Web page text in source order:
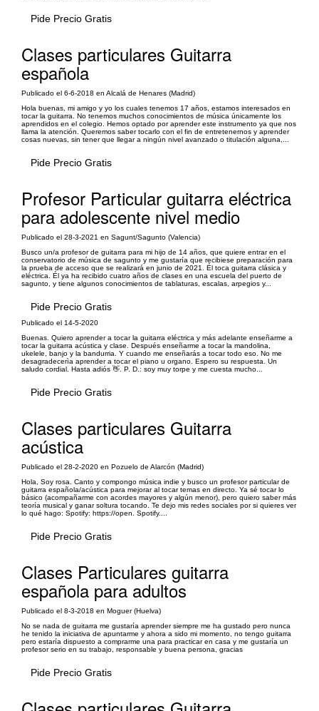
Pide Precio Gratis
Clases particulares Guitarra
española
Publicado el 6-6-2018 en Alcalá de Henares (Madrid)
Hola buenas, mi amigo y yo los cuales tenemos 17 años, estamos interesados en
tocar la guitarra. No tenemos muchos conocimientos de música únicamente los
aprendidos en el colegio. Hemos optado por aprender este instrumento ya que nos
llama la atención. Queremos saber tocarlo con el fin de entretenernos y aprender
cosas nuevas, sin tener que llegar a ningún nivel avanzado o titulación alguna,...
Pide Precio Gratis
Profesor Particular guitarra eléctrica
para adolescente nivel medio
Publicado el 28-3-2021 en Sagunt/Sagunto (Valencia)
Busco un/a profesor de guitarra para mi hijo de 14 años, que quiere entrar en el
conservatorio de música de sagunto y me gustaría que recibiese preparación para
la prueba de acceso que se realizará en junio de 2021. Él toca guitarra clásica y
eléctrica. Él ya ha recibido cuatro años de clases en una escuela del puerto de
sagunto, y tiene algunos conocimientos de tablaturas, escalas, arpegios y...
Pide Precio Gratis
Publicado el 14-5-2020
Buenas. Quiero aprender a tocar la guitarra eléctrica y más adelante enseñarme a
tocar la guitarra acústica y clase. Después enseñarme a tocar la mandolina,
ukelele, banjo y la bandurria. Y cuando me enseñarás a tocar todo eso. No me
desagradecerìa aprender a tocar el piano u organo. Espero su respuesta. Un
saludo cordial. Hasta adiós 👋. P. D.: soy muy torpe y me cuesta mucho...
Pide Precio Gratis
Clases particulares Guitarra
acústica
Publicado el 28-2-2020 en Pozuelo de Alarcón (Madrid)
Hola, Soy rosa. Canto y compongo música indie y busco un profesor particular de
guitarra española/acústica para mejorar al tocar temas en directo. Ya sé tocar lo
básico (acompañarme con acordes mayores y algún menor), pero quiero saber más
teoría musical y ganar soltura tocando. Te dejo mis redes sociales por si quieres ver
lo qué hago: Spotify: https://open. Spotify....
Pide Precio Gratis
Clases Particulares guitarra
española para adultos
Publicado el 8-3-2018 en Moguer (Huelva)
No se nada de guitarra me gustaría aprender siempre me ha gustado pero nunca
he tenido la iniciativa de apuntarme y ahora a sido mi momento, no tengo guitarra
pero estaría dispuesto a comprarme una para practicar en casa y me gustaría un
profesor serio en su trabajo, responsable y buena persona, gracias
Pide Precio Gratis